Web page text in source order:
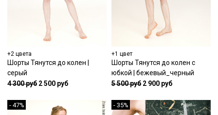
+2 цвета
Шорты Тянутся до колен |
серый
4 300 руб 2 500 руб
+1 цвет
Шорты Тянутся до колен с
юбкой | бежевый_черный
5 500 руб 2 900 руб
- 47% - 35%